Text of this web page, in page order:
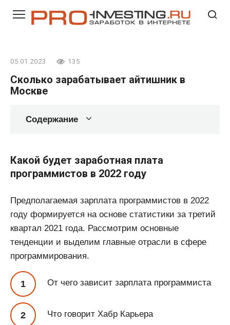
05.01.2023 135
Сколько зарабатывает айтишник в
Москве
Содержание
Какой будет заработная плата
программистов в 2022 году
Предполагаемая зарплата программистов в 2022
году формируется на основе статистики за третий
квартал 2021 года. Рассмотрим основные
тенденции и выделим главные отрасли в сфере
программирования.
От чего зависит зарплата программиста
Что говорит Хабр Карьера